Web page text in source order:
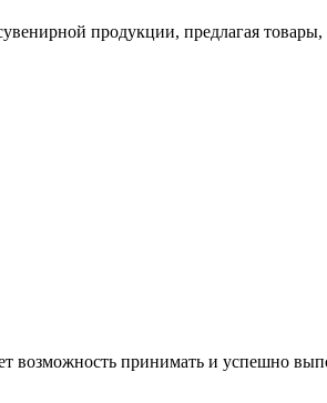
продукции, предлагая
возможность принимать и успешно